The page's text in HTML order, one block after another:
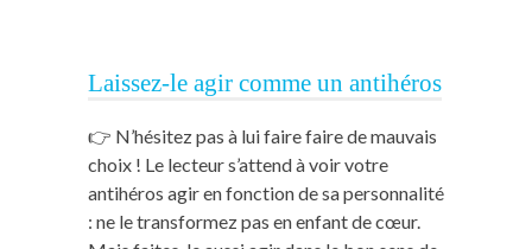
Laissez-le agir comme un antihéros
👉 N’hésitez pas à lui faire faire de mauvais
choix ! Le lecteur s’attend à voir votre
antihéros agir en fonction de sa personnalité
: ne le transformez pas en enfant de cœur.